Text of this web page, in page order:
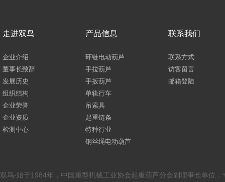
走进双鸟
企业介绍
董事长致辞
发展历史
组织结构
企业荣誉
企业资质
检测中心
产品信息
环链电动葫芦
手拉葫芦
手扳葫芦
单轨行车
吊索具
起重链条
特种行业
钢丝绳电动葫芦
联系我们
联系方式
访客留言
邮箱登陆
双鸟-始于1984年，中国重型机械工业协会起重葫芦分会副理事长单位